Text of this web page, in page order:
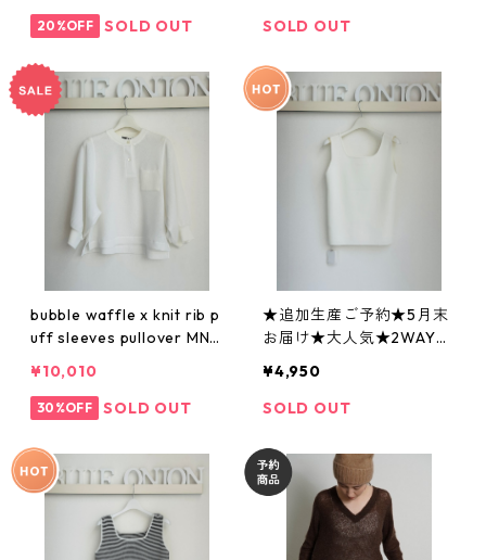
20%OFF SOLD OUT
SOLD OUT
bubble waffle x knit rib p
uff sleeves pullover MN 2
2
¥10,010
30%OFF SOLD OUT
★追加生産ご予約★5月末
お届け★大人気★2WAYス
85520 cloche
¥4,950
SOLD OUT